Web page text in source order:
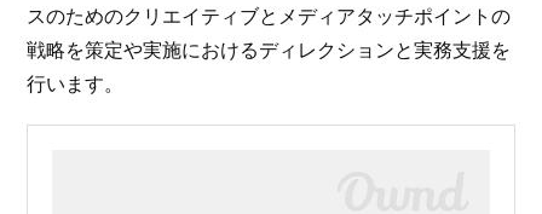
スのためのクリエイティブとメディアタッチポイントの
戦略を策定や実施におけるディレクションと実務支援を
行います。